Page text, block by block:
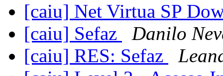
[caiu] Net Virtua SP
[caiu] Sefaz
Danilo
[caiu] RES: Sefaz